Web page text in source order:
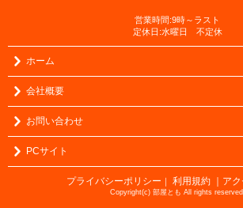
営業時間:9時～ラスト
定休日:水曜日 不定休
ホーム
会社概要
お問い合わせ
PCサイト
プライバシーポリシー ｜ 利用規約 ｜ア
Copyright(c) 部屋とも All rights reserved.